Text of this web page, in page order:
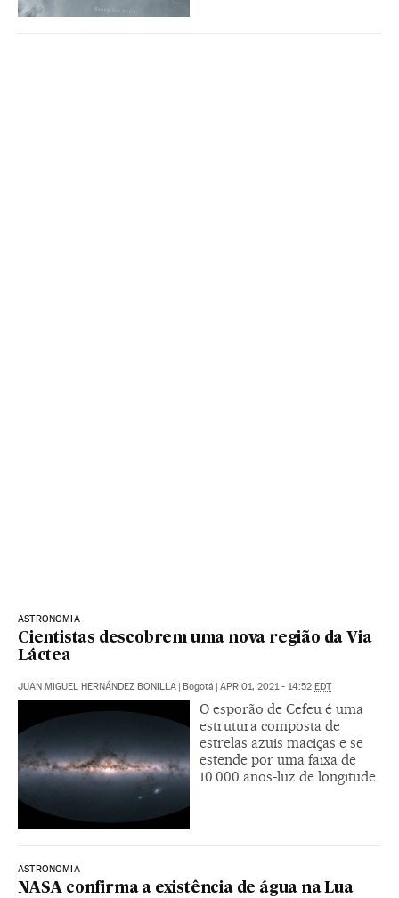
ASTRONOMIA
Cientistas descobrem uma nova região da Via
Láctea
JUAN MIGUEL HERNÁNDEZ BONILLA Bogotá APR 01, 2021 - 14:52 EDT
O esporão de Cefeu é uma
estrutura composta de
estrelas azuis maciças e se
estende por uma faixa de
10.000 anos-luz de longitude
ASTRONOMIA
NASA confirma a existência de água na Lua